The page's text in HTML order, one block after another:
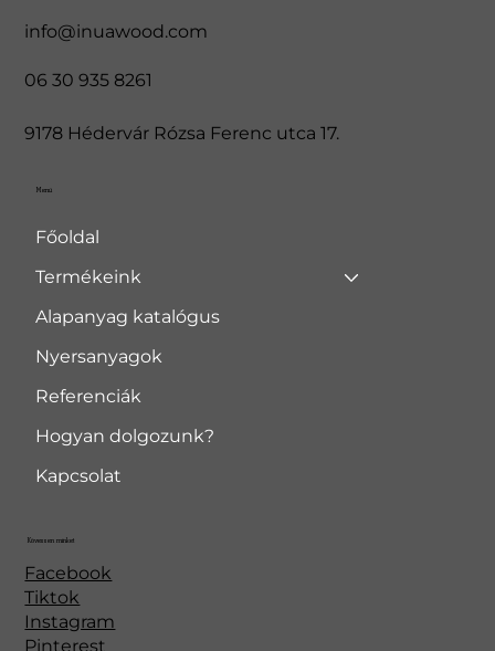
info@inuawood.com
06 30 935 8261
9178 Hédervár Rózsa Ferenc utca 17.
Menü
Főoldal
Termékeink
Alapanyag katalógus
Nyersanyagok
Referenciák
Hogyan dolgozunk?
Kapcsolat
Facebook
Tiktok
Instagram
Pinterest
Kövessen minket